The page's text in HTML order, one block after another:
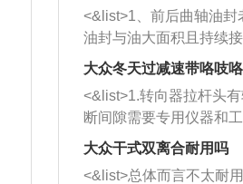
西取出来。但如果是因
的堵塞，就需要将三元
洗剂对堵塞的情况得到解
放在燃油箱中，与燃油
动时，就可以和汽油一
室，最后形成废气排出
催化器得到清洗，排气
一圈半的练习，往右同
圈数。 <&list>3、最后
习，这样就可以形成肌肉
驾驶车辆时，不需要记
向。
<&list>1、前后曲轴油封
油封与油大面积且持续
和发动机内持续温度变
逐渐减弱，导致渗油或
活塞间隙过大：积碳会
的间隙扩大，导致机油
造成烧机油。<&list>3、
机油粘度过小的话，同
大众冬天过减速带咯吱
<&list>1.转向器拉杆头
断间隙需要专用仪器和
无法制作，需要将车辆
店；<&list>2.车辆半轴套
大众干式双离合耐用吗
<&list>总体而言不太耐